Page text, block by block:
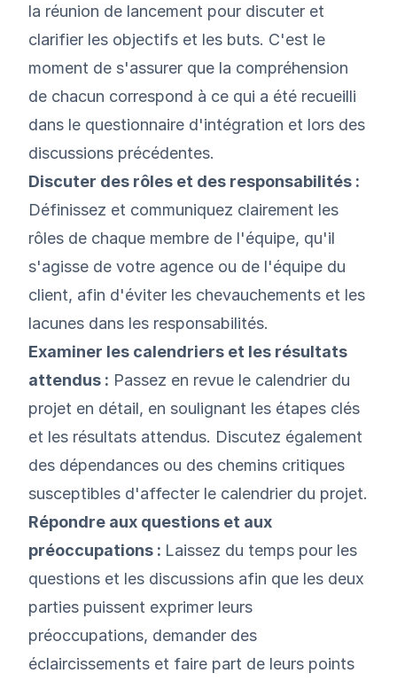
la réunion de lancement pour discuter et
clarifier les objectifs et les buts. C'est le
moment de s'assurer que la compréhension
de chacun correspond à ce qui a été recueilli
dans le questionnaire d'intégration et lors des
discussions précédentes.
Discuter des rôles et des responsabilités :
Définissez et communiquez clairement les
rôles de chaque membre de l'équipe, qu'il
s'agisse de votre agence ou de l'équipe du
client, afin d'éviter les chevauchements et les
lacunes dans les responsabilités.
Examiner les calendriers et les résultats
attendus : Passez en revue le calendrier du
projet en détail, en soulignant les étapes clés
et les résultats attendus. Discutez également
des dépendances ou des chemins critiques
susceptibles d'affecter le calendrier du projet.
Répondre aux questions et aux
préoccupations : Laissez du temps pour les
questions et les discussions afin que les deux
parties puissent exprimer leurs
préoccupations, demander des
éclaircissements et faire part de leurs points